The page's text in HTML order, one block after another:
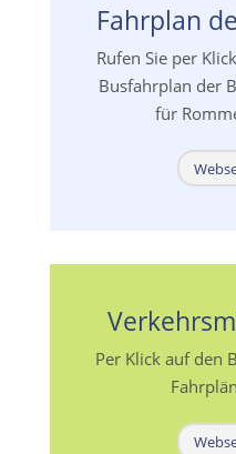
Fahrplan
Rufen Sie per
Busfahrplan der
für
Per Klick auf den